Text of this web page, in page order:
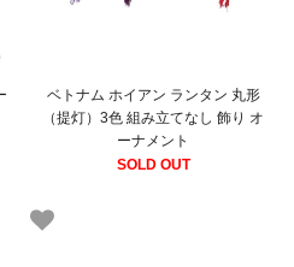
ベトナム ホイアン ランタン 丸形
（提灯）3色 組み立てなし 飾り オ
ーナメント
SOLD OUT